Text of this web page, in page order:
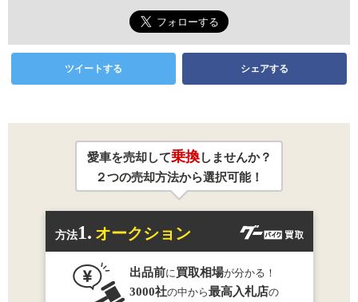
ツイートする シェアする
愛車を売却して乗換しませんか？
２つの売却方法から選択可能！
方法1. オークション
出品前に買取相場が分かる！
3000社の中から最高入札店の